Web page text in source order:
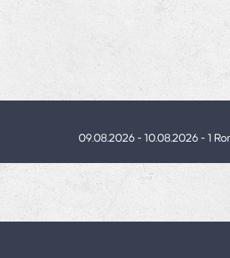
09.08.2026 - 10.08.2026 - 1